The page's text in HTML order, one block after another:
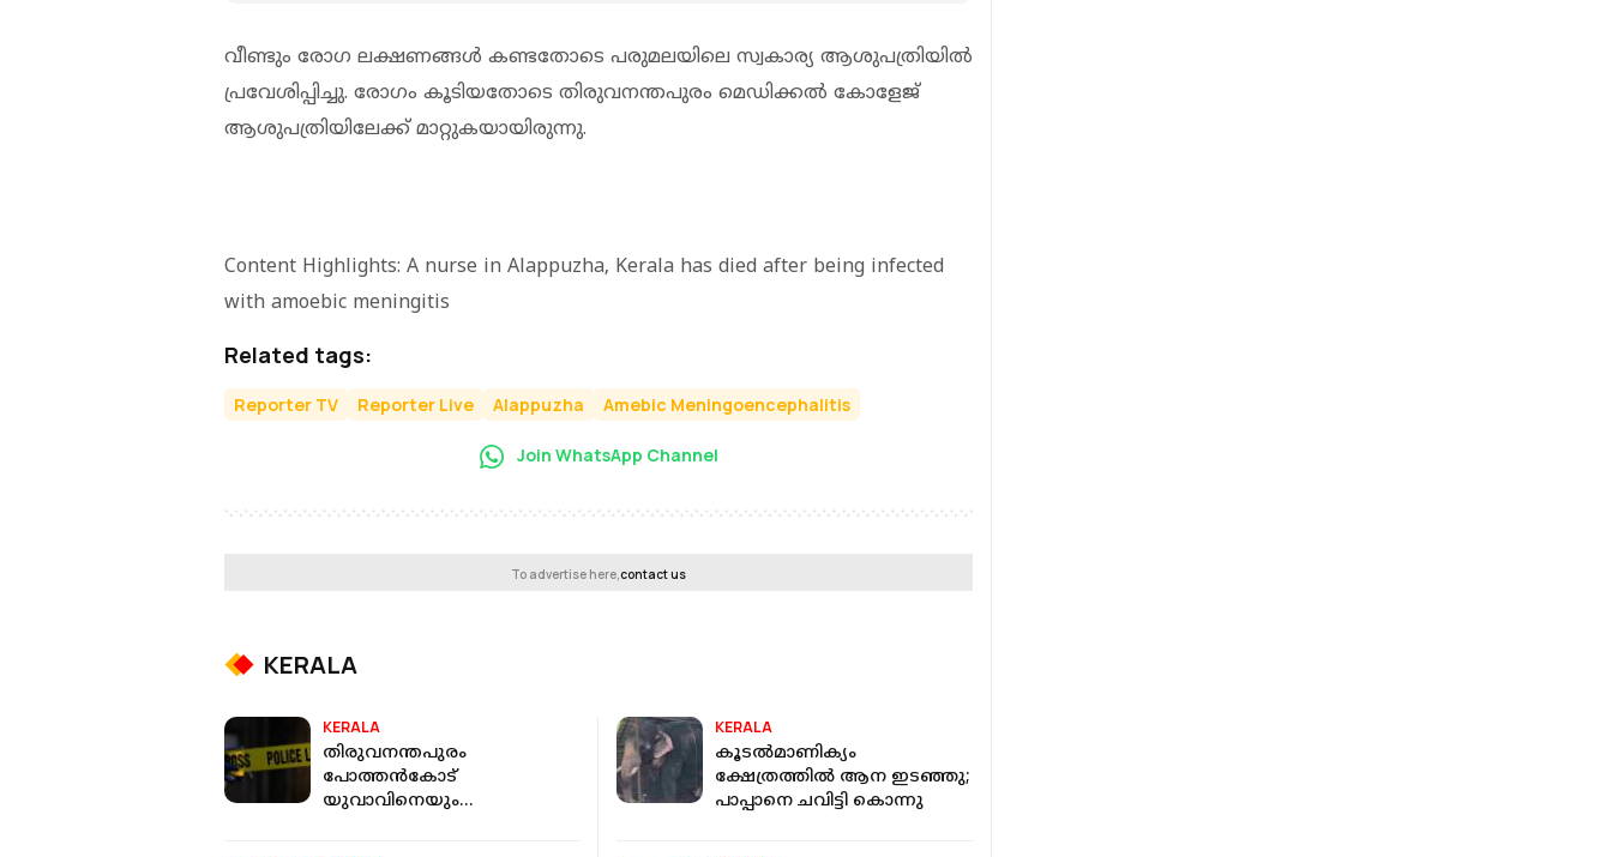
വീണ്ടും രോഗ ലക്ഷണങ്ങള്‍ കണ്ടതോടെ പരുമലയിലെ സ്വകാര്യ ആശുപത്രിയില്‍
പ്രവേശിപ്പിച്ചു. രോഗം കൂടിയതോടെ തിരുവനന്തപുരം മെഡിക്കല്‍ കോളേജ്
ആശുപത്രിയിലേക്ക് മാറ്റുകയായിരുന്നു.
Content Highlights: A nurse in Alappuzha, Kerala has died after being infected
with amoebic meningitis
Related tags:
Reporter TV Reporter Live Alappuzha Amebic Meningoencephalitis
Join WhatsApp Channel
To advertise here,contact us
KERALA
KERALA
തിരുവനന്തപുരം
പോത്തന്‍കോട്
യുവാവിനെയും
KERALA
കൂടല്‍മാണിക്യം
ക്ഷേത്രത്തില്‍ ആന ഇടഞ്ഞു;
പാപ്പാനെ ചവിട്ടി കൊന്നു